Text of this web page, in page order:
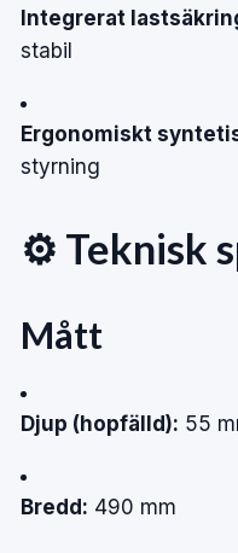
Integrerat
stabil
Ergonomiskt
styrning
⚙️ Teknisk
Mått
Djup (hopfälld): 55
Bredd: 490 mm